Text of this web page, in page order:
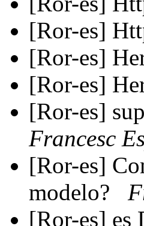
[Ror-es]
[Ror-es]
[Ror-es]
[Ror-es]
Francesc
[Ror-es]
modelo?
[Ror-es] es